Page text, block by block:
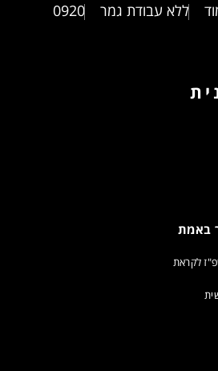
ללא עבודת גמר 0920
באמת
לקראת